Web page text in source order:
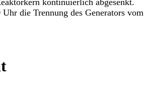
kontinuierlich abgesenkt.
die Trennung des Generators vom